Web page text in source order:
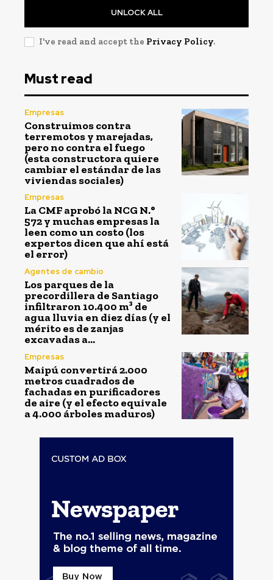
UNLOCK ALL
I've read and accept the Privacy Policy.
Must read
Empresas
Construimos contra
terremotos y marejadas,
pero no contra el fuego
(esta constructora quiere
cambiar el estándar de las
viviendas sociales)
Empresas
La CMF aprobó la NCG N.°
572 y muchas empresas la
leen como un costo (los
expertos dicen que ahí está
el error)
Agentes de cambio
Los parques de la
precordillera de Santiago
infiltraron 10.400 m³ de
agua lluvia en diez días (y el
mérito es de zanjas
excavadas a...
Empresas
Maipú convertirá 2.000
metros cuadrados de
fachadas en purificadores
de aire (y el efecto equivale
a 4.000 árboles maduros)